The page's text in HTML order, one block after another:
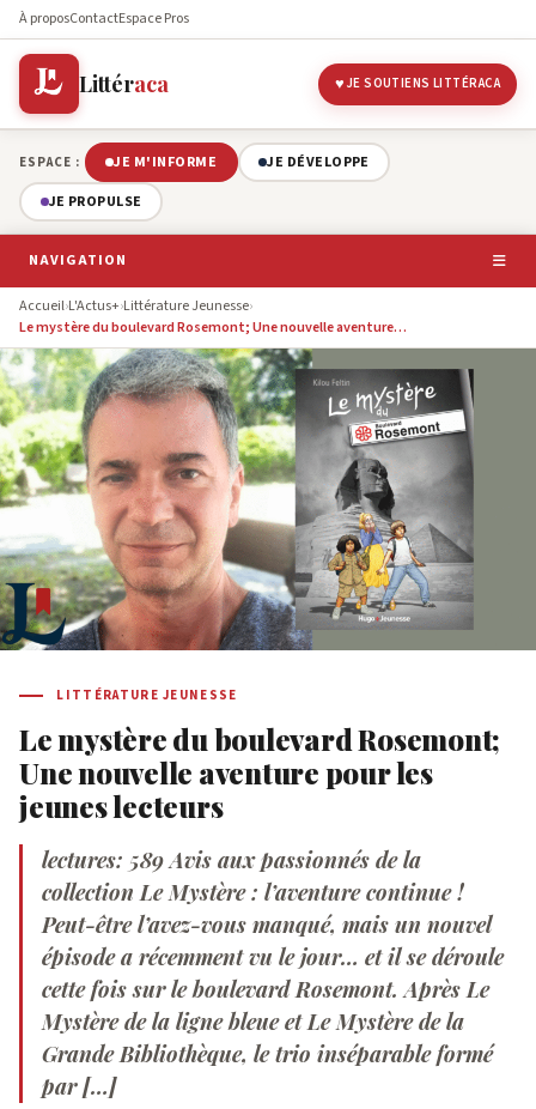
À proposContactEspace Pros
Littéraca JE SOUTIENS LITTÉRACA
ESPACE : JE M'INFORME
JE DÉVELOPPE
JE PROPULSE
NAVIGATION
Accueil›L'Actus+›Littérature Jeunesse›
Le mystère du boulevard Rosemont; Une nouvelle aventure…
LITTÉRATURE JEUNESSE
Le mystère du boulevard Rosemont;
Une nouvelle aventure pour les
jeunes lecteurs
lectures: 589 Avis aux passionnés de la
collection Le Mystère : l’aventure continue !
Peut-être l’avez-vous manqué, mais un nouvel
épisode a récemment vu le jour… et il se déroule
cette fois sur le boulevard Rosemont. Après Le
Mystère de la ligne bleue et Le Mystère de la
Grande Bibliothèque, le trio inséparable formé
par […]